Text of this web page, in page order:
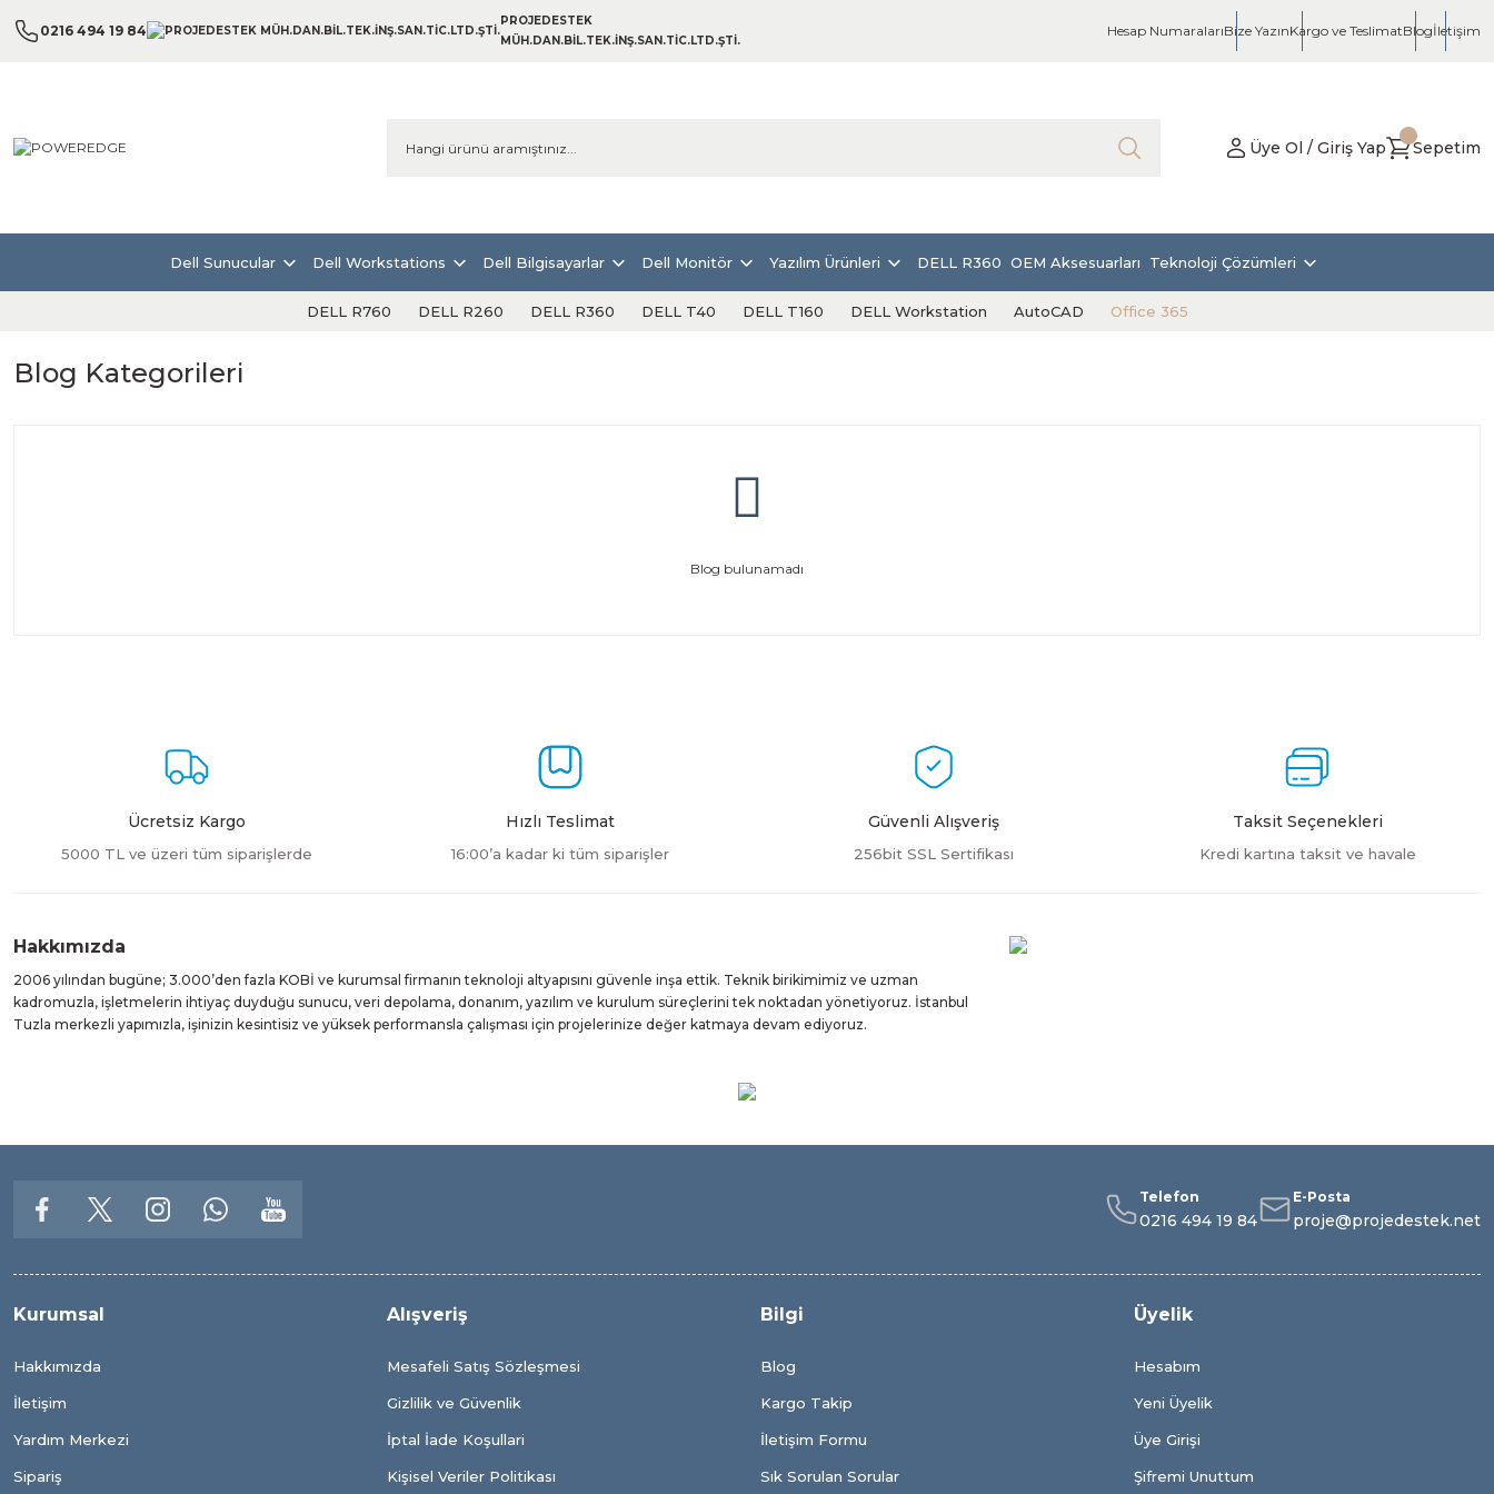
0216 494 19 84
PROJEDESTEK
MÜH.DAN.BİL.TEK.İNŞ.SAN.TİC.LTD.ŞTİ.
Hesap NumaralarıBize YazınKargo ve TeslimatBlogİletişim
Üye Ol / Giriş Yap Sepetim
Dell Sunucular Dell Workstations Dell Bilgisayarlar Dell Monitör Yazılım Ürünleri DELL R360 OEM Aksesuarları Teknoloji Çözümleri
DELL R760 DELL R260 DELL R360 DELL T40 DELL T160 DELL Workstation AutoCAD Office 365
Blog Kategorileri
Blog bulunamadı
Ücretsiz Kargo
5000 TL ve üzeri tüm siparişlerde
Hızlı Teslimat
16:00’a kadar ki tüm siparişler
Güvenli Alışveriş
256bit SSL Sertifikası
Taksit Seçenekleri
Kredi kartına taksit ve havale
Hakkımızda
2006 yılından bugüne; 3.000’den fazla KOBİ ve kurumsal firmanın teknoloji altyapısını güvenle inşa ettik. Teknik birikimimiz ve uzman
kadromuzla, işletmelerin ihtiyaç duyduğu sunucu, veri depolama, donanım, yazılım ve kurulum süreçlerini tek noktadan yönetiyoruz. İstanbul
Tuzla merkezli yapımızla, işinizin kesintisiz ve yüksek performansla çalışması için projelerinize değer katmaya devam ediyoruz.
Telefon
0216 494 19 84
E-Posta
proje@projedestek.net
Kurumsal
Hakkımızda
İletişim
Yardım Merkezi
Sipariş
Alışveriş
Mesafeli Satış Sözleşmesi
Gizlilik ve Güvenlik
İptal İade Koşullari
Kişisel Veriler Politikası
Bilgi
Blog
Kargo Takip
İletişim Formu
Sık Sorulan Sorular
Üyelik
Hesabım
Yeni Üyelik
Üye Girişi
Şifremi Unuttum